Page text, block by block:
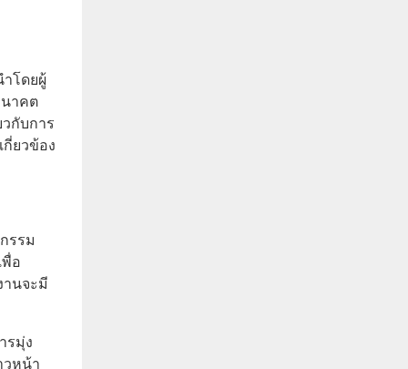
โดยผู้
าคต
กับการ
ยวข้อง
รรม
อ
านจะมี
รมุ่ง
วหน้า